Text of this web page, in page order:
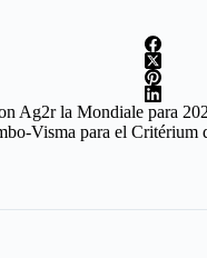
Ag2r la Mondiale para
Visma para el Critérium